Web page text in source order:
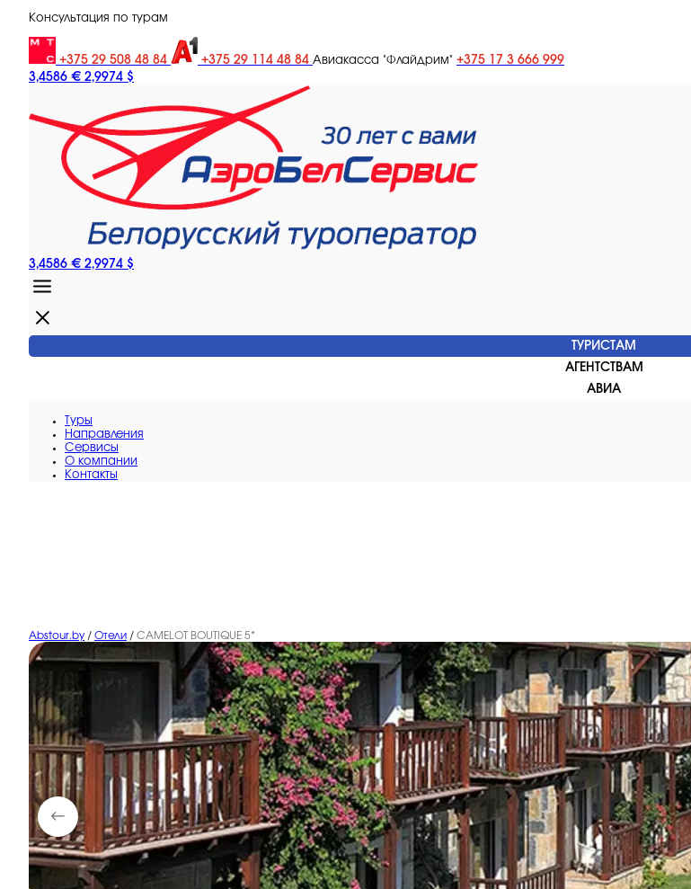
Консультация по турам
+375 29 508 48 84 +375 29 114 48 84 Авиакасса "Флайдрим" +375 17 3 666 999
3,4586 € 2,9974 $
3,4586 € 2,9974 $
ТУРИСТАМ
АГЕНТСТВАМ
АВИА
Туры
Направления
Сервисы
O компании
Контакты
Abstour.by / Отели / CAMELOT BOUTIQUE 5*